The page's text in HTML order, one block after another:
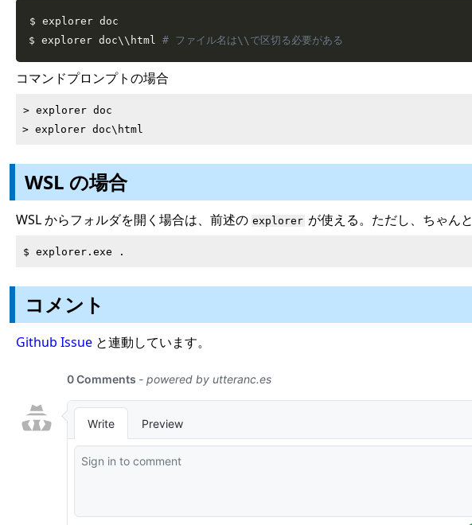
$ explorer doc
$ explorer doc\\ html # ファイル名は\\で区切る必要がある
コマンドプロンプトの場合
> explorer doc
WSL の場合
WSL からフォルダを開く場合は、前述の explorer が使える。ただし、ちゃんと
コメント
Github Issue と連動しています。